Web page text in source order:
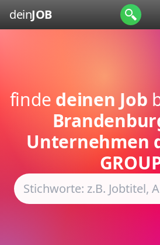
deinJOB
finde deinen Job
Unternehmen